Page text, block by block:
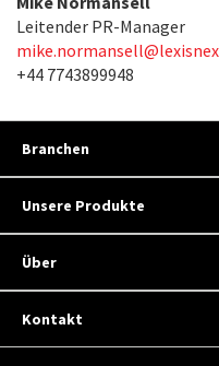
Leitender PR-Manager
+44 7743899948
Branchen
Unsere Produkte
Über
Kontakt